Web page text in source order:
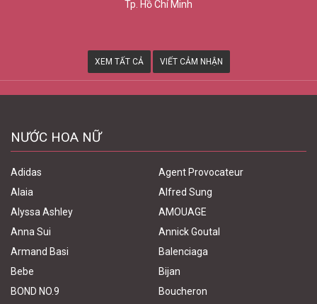
Tây Ninh
XEM TẤT CẢ VIẾT CẢM NHẬN
NƯỚC HOA NỮ
Adidas
Agent Provocateur
Alaia
Alfred Sung
Alyssa Ashley
AMOUAGE
Anna Sui
Annick Goutal
Armand Basi
Balenciaga
Bebe
Bijan
BOND NO.9
Boucheron